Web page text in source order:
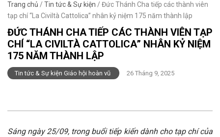
Trang chủ / Tin tức & Sự kiện / Đức Thánh Cha tiếp các thành viên
tạp chí “La Civiltà Cattolica” nhân kỷ niệm 175 năm thành lập
ĐỨC THÁNH CHA TIẾP CÁC THÀNH VIÊN TẠP
CHÍ “LA CIVILTÀ CATTOLICA” NHÂN KỶ NIỆM
175 NĂM THÀNH LẬP
Tin tức & Sự kiện Giáo hội hoàn vũ 26 Tháng 9, 2025
Sáng ngày 25/09, trong buổi tiếp kiến dành cho tạp chí của